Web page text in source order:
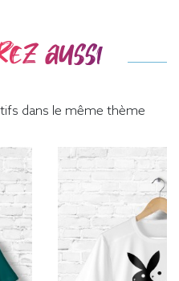
aussi
dans le même thème